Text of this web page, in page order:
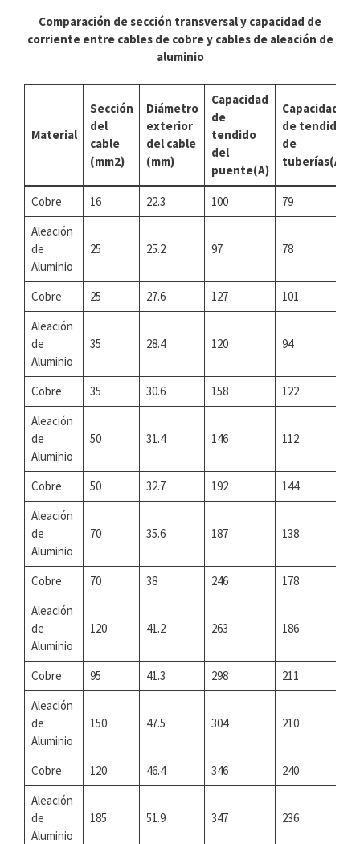
Comparación de sección transversal y capacidad de
corriente entre cables de cobre y cables de aleación de
aluminio
Material
Sección
del
cable
(mm2)
Diámetro
exterior
del cable
(mm)
Capacidad
de
tendido
del
puente(A)
Capacidad
de tendido
de
tuberías(A)
Cobre 16 22.3 100
79
Aleación
de
Aluminio
25 25.2 97 78
Cobre 25 27.6 127
101
Aleación
de
Aluminio
35 28.4 120 94
Cobre 35 30.6 158
122
Aleación
de
Aluminio
50 31.4 146 112
Cobre 50 32.7 192
144
Aleación
de
Aluminio
70 35.6 187 138
Cobre 70 38 246
178
Aleación
de
Aluminio
120 41.2 263 186
Cobre 95 41.3 298
211
Aleación
de
Aluminio
150 47.5 304 210
Cobre 120 46.4 346
240
Aleación
de
Aluminio
185 51.9 347 236